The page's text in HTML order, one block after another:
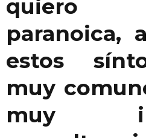
quiero
paranoica,
estos
muy
muy